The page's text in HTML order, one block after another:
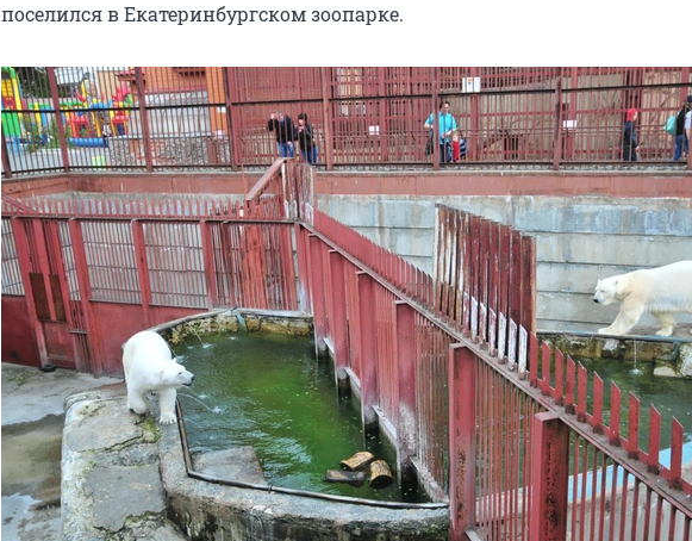
поселился в Екатеринбургском зоопарке.